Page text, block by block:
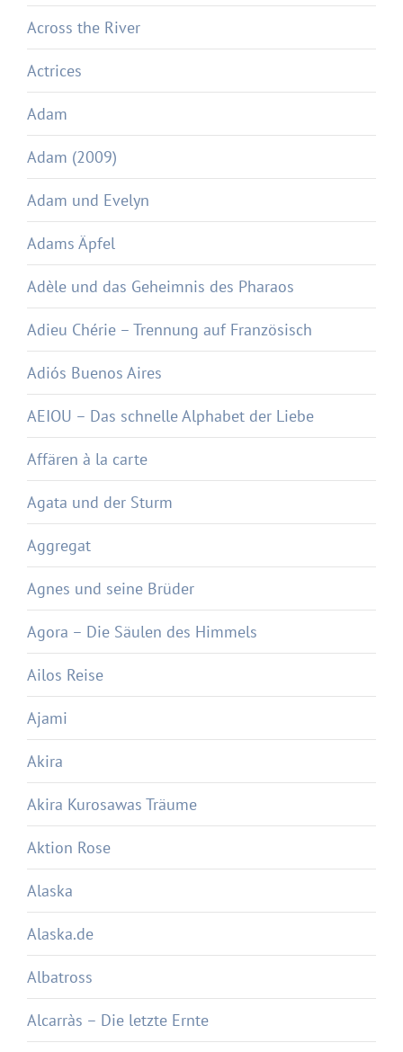
Across the River
Actrices
Adam
Adam (2009)
Adam und Evelyn
Adams Äpfel
Adèle und das Geheimnis des Pharaos
Adieu Chérie – Trennung auf Französisch
Adiós Buenos Aires
AEIOU – Das schnelle Alphabet der Liebe
Affären à la carte
Agata und der Sturm
Aggregat
Agnes und seine Brüder
Agora – Die Säulen des Himmels
Ailos Reise
Ajami
Akira
Akira Kurosawas Träume
Aktion Rose
Alaska
Alaska.de
Albatross
Alcarràs – Die letzte Ernte